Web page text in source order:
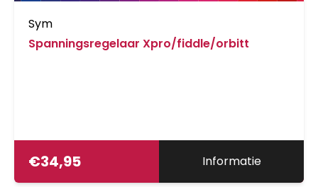
Sym
Spanningsregelaar Xpro/fiddle/orbitt
€34,95 Informatie